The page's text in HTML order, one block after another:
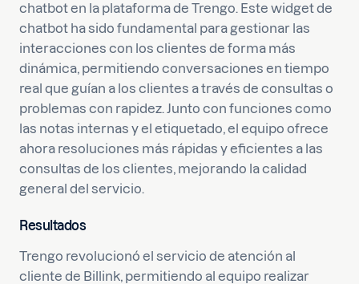
chatbot en la plataforma de Trengo. Este widget de
chatbot ha sido fundamental para gestionar las
interacciones con los clientes de forma más
dinámica, permitiendo conversaciones en tiempo
real que guían a los clientes a través de consultas o
problemas con rapidez. Junto con funciones como
las notas internas y el etiquetado, el equipo ofrece
ahora resoluciones más rápidas y eficientes a las
consultas de los clientes, mejorando la calidad
general del servicio.
Resultados
Trengo revolucionó el servicio de atención al
cliente de Billink, permitiendo al equipo realizar